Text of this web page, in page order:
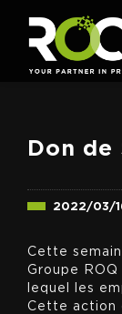
Don de
2022/03/
Cette
Groupe
lequel les
Cette action